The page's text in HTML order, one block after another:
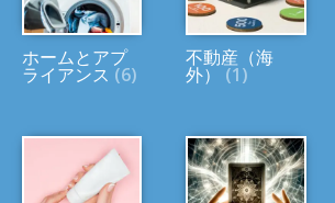
ホームとアプ
ライアンス (6)
不動産（海
外） (1)